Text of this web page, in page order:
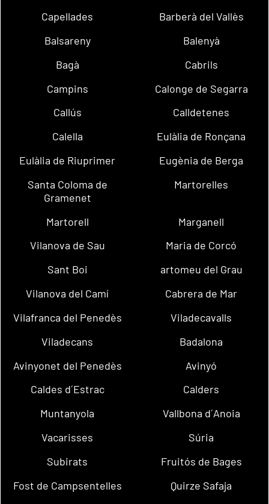
Capellades
Barberà del Vallès
Balsareny
Balenyà
Bagà
Cabrils
Campins
Calonge de Segarra
Callús
Calldetenes
Calella
Eulàlia de Ronçana
Eulàlia de Riuprimer
Eugènia de Berga
Santa Coloma de
Gramenet
Martorelles
Martorell
Marganell
Vilanova de Sau
Maria de Corcó
Sant Boi
artomeu del Grau
Vilanova del Camí
Cabrera de Mar
Vilafranca del Penedès
Viladecavalls
Viladecans
Badalona
Avinyonet del Penedès
Avinyó
Caldes d´Estrac
Calders
Muntanyola
Vallbona d´Anoia
Vacarisses
Súria
Subirats
Fruitós de Bages
Fost de Campsentelles
Quirze Safaja